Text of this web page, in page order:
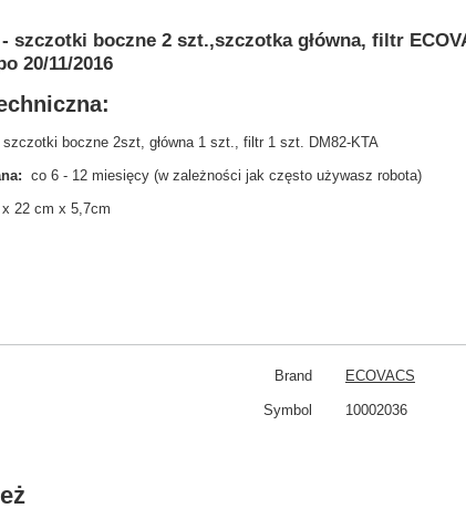
szczotki boczne 2 szt.,szczotka główna, filtr
20/11/2016
szczotki boczne 2szt, główna 1 szt., filtr 1 szt. DM82-KTA
co 6 - 12 miesięcy (w zależności jak często używasz robota)
22 cm x 5,7cm
Brand ECOVACS
Symbol 10002036